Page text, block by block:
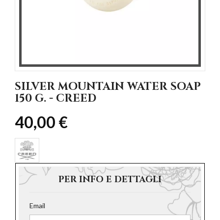
SILVER MOUNTAIN WATER SOAP
150 G. - CREED
40,00 €
PER INFO E DETTAGLI
Email